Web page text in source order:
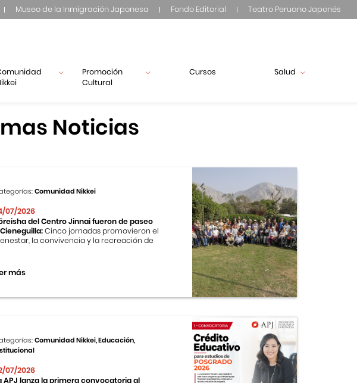
Museo de la Inmigración Japonesa Fondo Editorial Teatro Peruano Japonés
Promoción
Cultural
Cursos Salud
Noticias
Comunidad Nikkei
07/2026
del Centro Jinnai fueron de paseo
Cinco jornadas promovieron el
la convivencia y la recreación de
más
Comunidad Nikkei, Educación,
07/2026
APJ lanza la primera convocatoria al